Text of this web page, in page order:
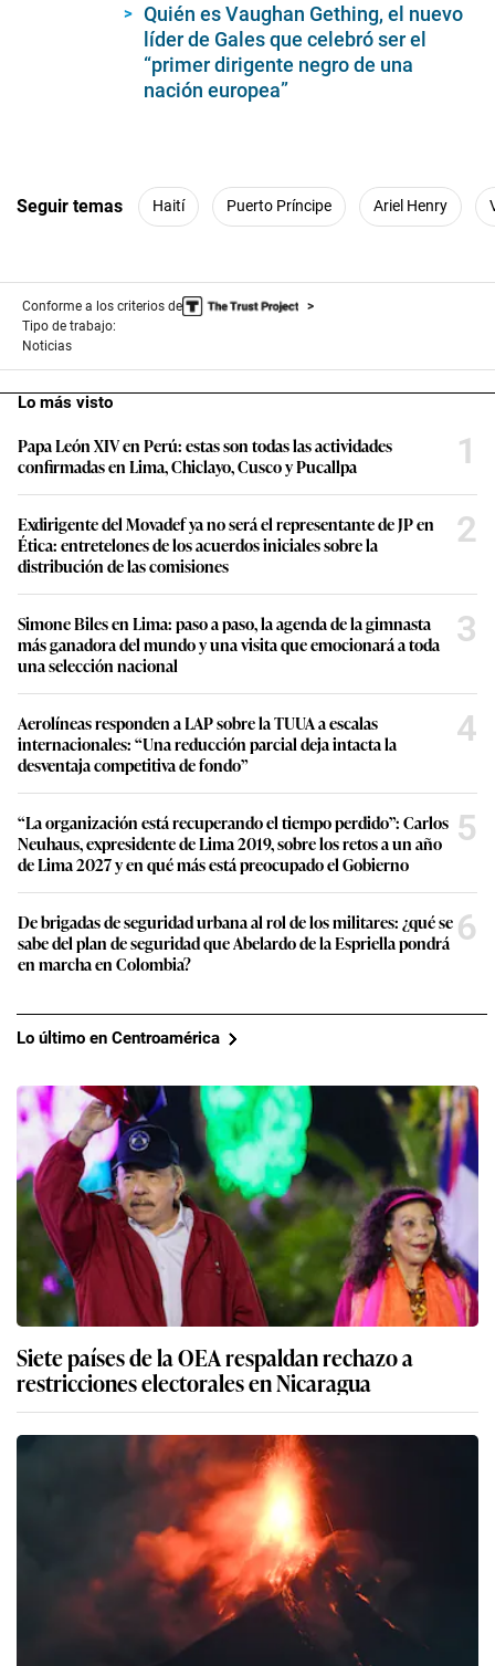
Quién es Vaughan Gething, el nuevo
líder de Gales que celebró ser el
“primer dirigente negro de una
nación europea”
Seguir temas Haití Puerto Príncipe Ariel Henry
Conforme a los criterios de
Tipo de trabajo:
Noticias
Lo más visto
Papa León XIV en Perú: estas son todas las actividades
confirmadas en Lima, Chiclayo, Cusco y Pucallpa
1
Exdirigente del Movadef ya no será el representante de JP en
Ética: entretelones de los acuerdos iniciales sobre la
distribución de las comisiones
2
Simone Biles en Lima: paso a paso, la agenda de la gimnasta
más ganadora del mundo y una visita que emocionará a toda
una selección nacional
3
Aerolíneas responden a LAP sobre la TUUA a escalas
internacionales: “Una reducción parcial deja intacta la
desventaja competitiva de fondo”
4
“La organización está recuperando el tiempo perdido”: Carlos
Neuhaus, expresidente de Lima 2019, sobre los retos a un año
de Lima 2027 y en qué más está preocupado el Gobierno
5
De brigadas de seguridad urbana al rol de los militares: ¿qué se
sabe del plan de seguridad que Abelardo de la Espriella pondrá
en marcha en Colombia?
6
Lo último en Centroamérica
Siete países de la OEA respaldan rechazo a
restricciones electorales en Nicaragua